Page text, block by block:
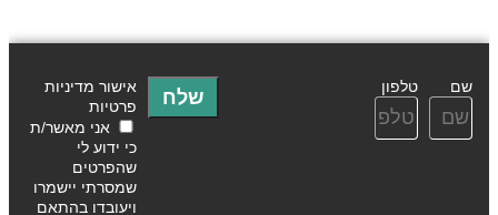
שם טלפון
אישור מדיניות
פרטיות
אני מאשר/ת
כי ידוע לי
שהפרטים
שמסרתי יישמרו
ויעובדו בהתאם
שלח